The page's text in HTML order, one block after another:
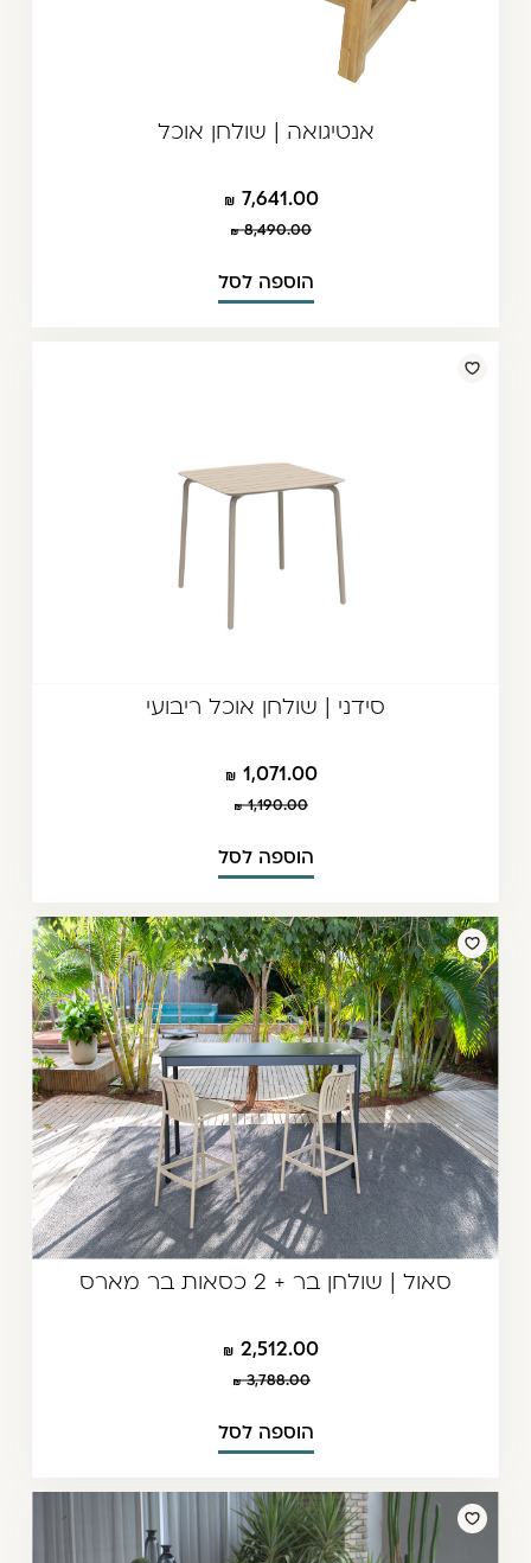
אנטיגואה | שולחן אוכל
7,641.00
8,490.00
הוספה לסל
סידני | שולחן אוכל ריבועי
1,071.00
1,190.00
הוספה לסל
סאול | שולחן בר + 2 כסאות בר מארס
2,512.00
3,788.00
הוספה לסל